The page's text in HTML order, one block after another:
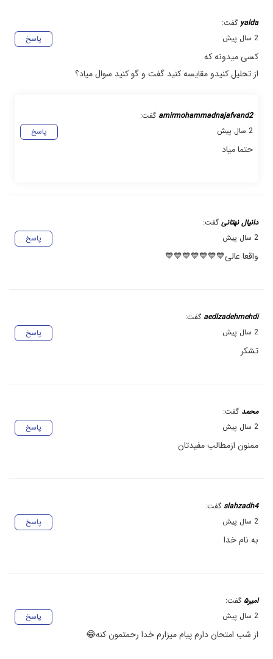
yalda گفت:
پاسخ
2 سال پیش
کسی میدونه که
از تحلیل کنیدو مقایسه کنید گفت و گو کنید سوال میاد؟
amirmohammadnajafvand2 گفت:
پاسخ
2 سال پیش
حتما میاد
دانیال نهتانی گفت:
پاسخ
2 سال پیش
واقعا عالی💙💙💙💙💙💙💙
aedlzadehmehdi گفت:
پاسخ
2 سال پیش
تشکر
محمد گفت:
پاسخ
2 سال پیش
ممنون ازمطالب مفیدتان
slahzadh4 گفت:
پاسخ
2 سال پیش
به نام خدا
امیر۵ گفت:
پاسخ
2 سال پیش
از شب امتحان دارم پیام میزارم خدا رحمتمون کنه😂